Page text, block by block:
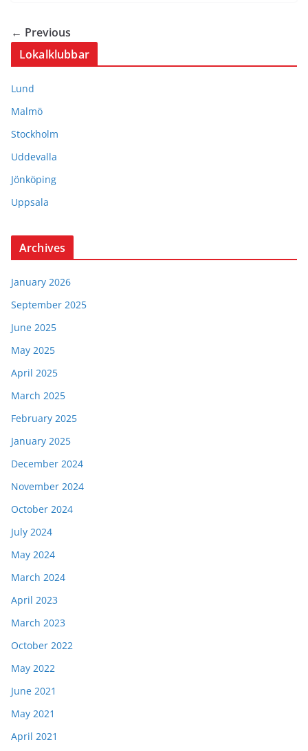
← Previous
Lokalklubbar
Lund
Malmö
Stockholm
Uddevalla
Jönköping
Uppsala
Archives
January 2026
September 2025
June 2025
May 2025
April 2025
March 2025
February 2025
January 2025
December 2024
November 2024
October 2024
July 2024
May 2024
March 2024
April 2023
March 2023
October 2022
May 2022
June 2021
May 2021
April 2021